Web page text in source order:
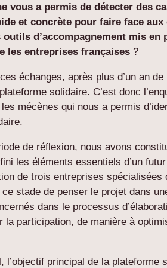
vous a permis de détecter des
et concrète pour faire face
d’accompagnement mis en
les entreprises françaises ?
échanges, après plus d’un an
solidaire. C’est donc
mécènes qui nous a permis
de réflexion, nous avons
les éléments essentiels d’un
de trois entreprises
stade de penser le projet dans
dans le processus
la participation, de manière à
l’objectif principal de la plateforme